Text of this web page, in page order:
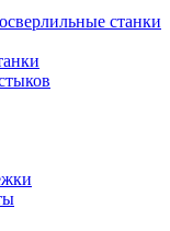
станки